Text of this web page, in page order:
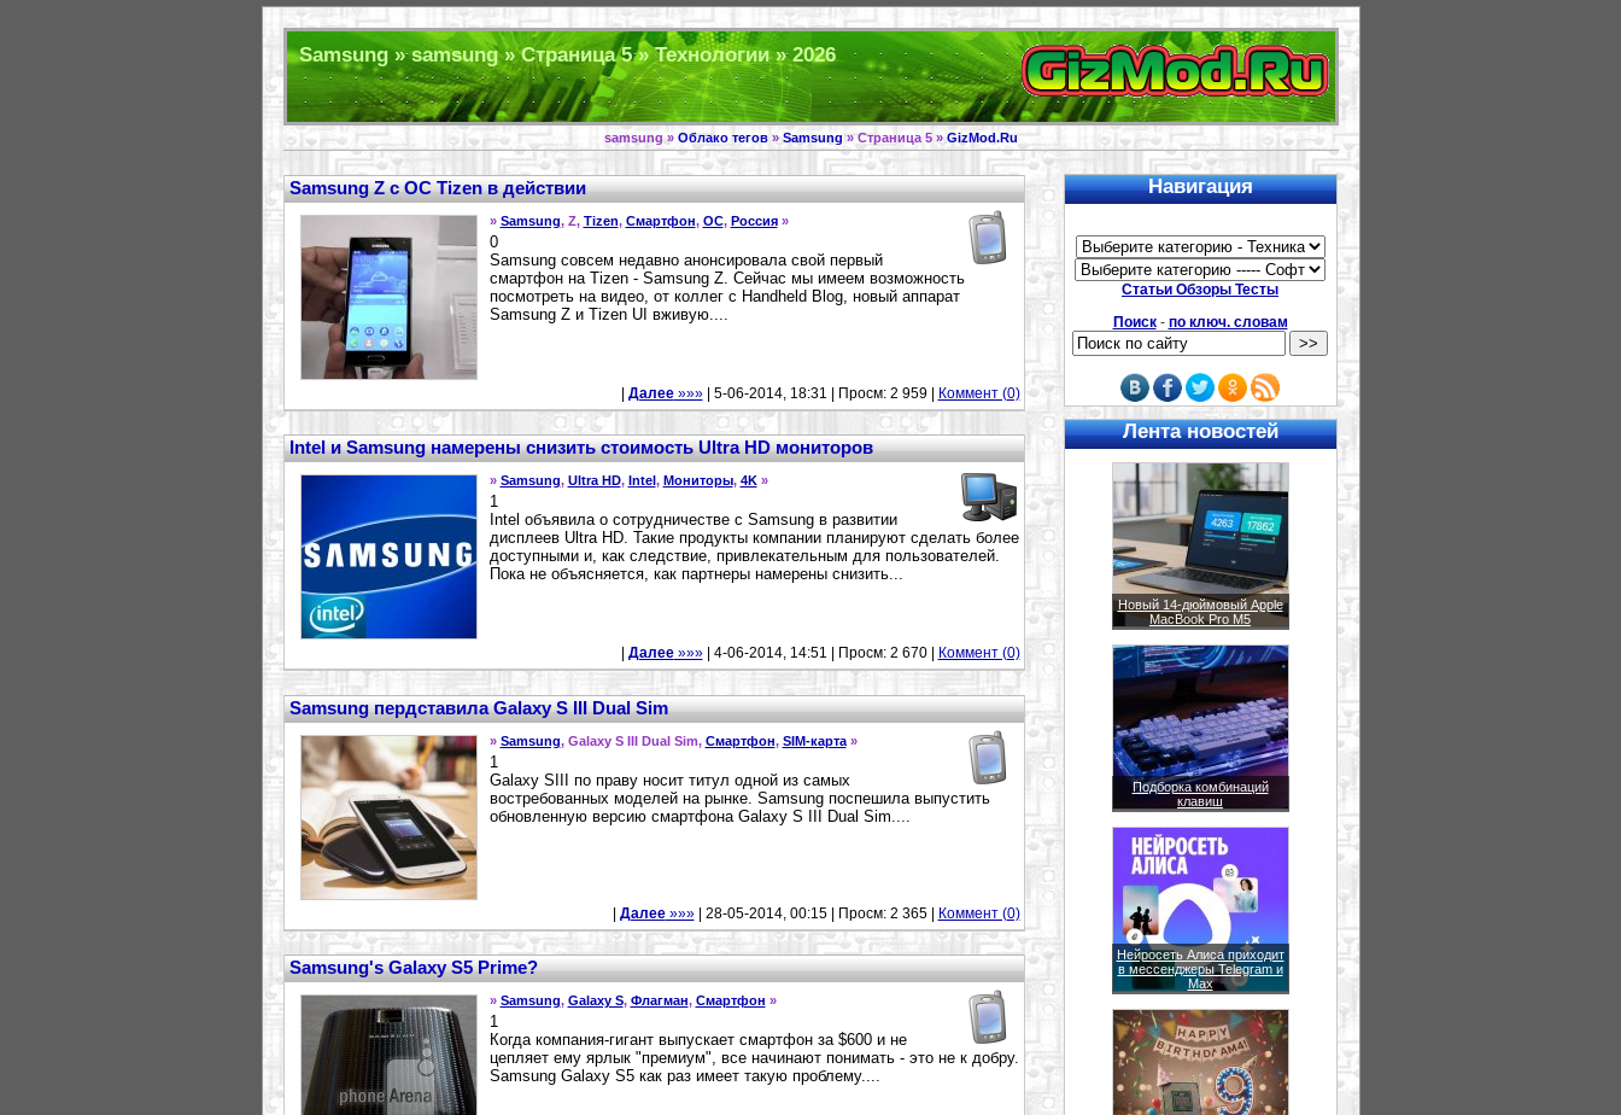
Samsung » samsung » Страница 5 » Технологии » 2026
samsung » Облако тегов»Samsung » Страница 5 » GizMod.Ru
Samsung Z с ОС Tizen в действии
» Samsung, Z, Tizen, Смартфон, ОС, Россия»
0
Samsung совсем недавно анонсировала свой первый
смартфон на Tizen - Samsung Z. Сейчас мы имеем возможность
посмотреть на видео, от коллег с Handheld Blog, новый аппарат
Samsung Z и Tizen UI вживую....
Далее»»»| 5-06-2014, 18:31 | Просм: 2 959 | Коммент (0)
Intel и Samsung намерены снизить стоимость Ultra HD мониторов
» Samsung, Ultra HD, Intel, Мониторы, 4K»
1
Intel объявила о сотрудничестве с Samsung в развитии
дисплеев Ultra HD. Такие продукты компании планируют сделать более
доступными и, как следствие, привлекательным для пользователей.
Пока не объясняется, как партнеры намерены снизить...
Далее»»»| 4-06-2014, 14:51 | Просм: 2 670 | Коммент (0)
Samsung пердставила Galaxy S III Dual Sim
» Samsung, Galaxy S III Dual Sim, Смартфон, SIM-карта»
1
Galaxy SIII по праву носит титул одной из самых
востребованных моделей на рынке. Samsung поспешила выпустить
обновленную версию смартфона Galaxy S III Dual Sim....
Далее»»»| 28-05-2014, 00:15 | Просм: 2 365 | Коммент (0)
Samsung's Galaxy S5 Prime?
» Samsung, Galaxy S, Флагман, Смартфон »
1
Когда компания-гигант выпускает смартфон за $600 и не
цепляет ему ярлык "премиум", все начинают понимать - это не к добру.
Samsung Galaxy S5 как раз имеет такую проблему....
Навигация
Статьи Обзоры Тесты
Поиск- по ключ. словам
Лента новостей
Новый 14-дюймовый Apple
MacBook Pro M5
Подборка комбинаций
клавиш
Нейросеть Алиса приходит
в мессенджеры Telegram и
Max